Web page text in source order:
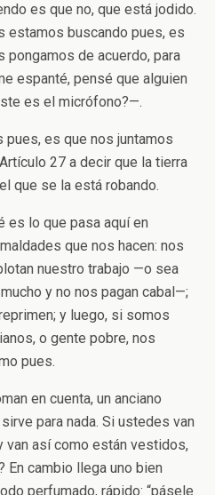
es que no, que está jodido.
estamos buscando pues, es
pongamos de acuerdo, para
espanté, pensé que alguien
es el micrófono?—.
es que nos juntamos
27 a decir que la tierra
que se la está robando.
es lo que pasa aquí en
que nos hacen: nos
nuestro trabajo —o sea
y no nos pagan cabal—;
y luego, si somos
o gente pobre, nos
pues.
en cuenta, un anciano
para nada. Si ustedes van
van así como están vestidos,
En cambio llega uno bien
perfumado, rápido: “pásele